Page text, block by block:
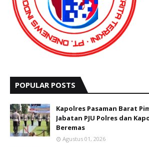
POPULAR POSTS
Kapolres Pasaman Barat
Jabatan PJU Polres dan
Beremas
Agustus 01, 2026